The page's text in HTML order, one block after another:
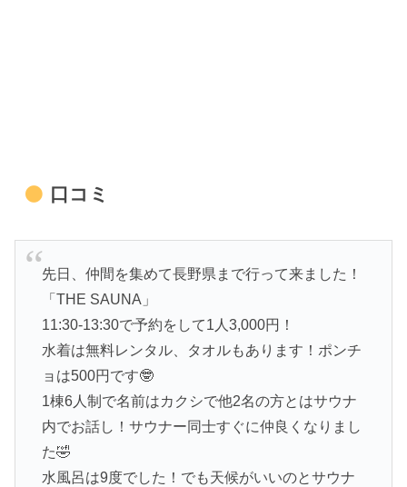
口コミ
先日、仲間を集めて長野県まで行って来ました！
「THE SAUNA」
11:30-13:30で予約をして1人3,000円！
水着は無料レンタル、タオルもあります！ポンチ
ョは500円です🤓
1棟6人制で名前はカクシで他2名の方とはサウナ
内でお話し！サウナー同士すぐに仲良くなりまし
た🤣
水風呂は9度でした！でも天候がいいのとサウナ